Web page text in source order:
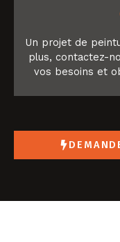
Un projet de
plus, contactez-
vos besoins et